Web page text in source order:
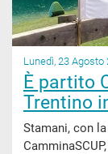
Lunedì, 23 Agosto
È partito
Trentino
Stamani, con